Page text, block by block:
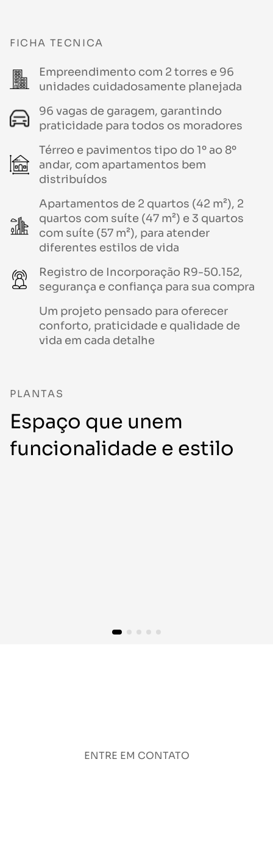
FICHA TECNICA
Empreendimento com 2 torres e 96
unidades cuidadosamente planejada
96 vagas de garagem, garantindo
praticidade para todos os moradores
Térreo e pavimentos tipo do 1º ao 8º
andar, com apartamentos bem
distribuídos
Apartamentos de 2 quartos (42 m²), 2
quartos com suíte (47 m²) e 3 quartos
com suíte (57 m²), para atender
diferentes estilos de vida
Registro de Incorporação R9-50.152,
segurança e confiança para sua compra
Um projeto pensado para oferecer
conforto, praticidade e qualidade de
vida em cada detalhe
PLANTAS
Espaço que unem
funcionalidade e estilo
ENTRE EM CONTATO